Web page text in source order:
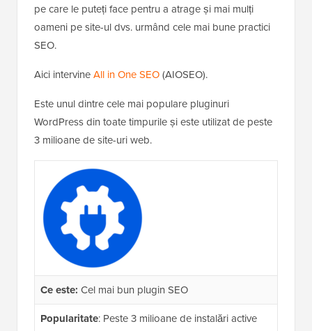
pe care le puteți face pentru a atrage și mai mulți
oameni pe site-ul dvs. urmând cele mai bune practici
SEO.
Aici intervineAll in One SEO(AIOSEO).
Este unul dintre cele mai populare pluginuri
WordPress din toate timpurile și este utilizat de peste
3 milioane de site-uri web.
Ce este: Cel mai bun plugin SEO
Popularitate: Peste 3 milioane de instalări active